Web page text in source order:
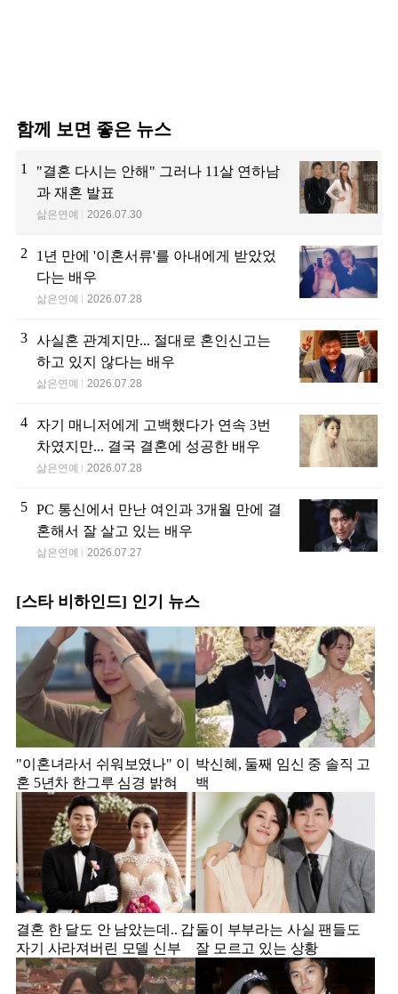
함께 보면 좋은 뉴스
1
"결혼 다시는 안해" 그러나 11살 연하남
과 재혼 발표
삶은연예 2026.07.30
2
1년 만에 '이혼서류'를 아내에게 받았었
다는 배우
삶은연예 2026.07.28
3 사실혼 관계지만... 절대로 혼인신고는
하고 있지 않다는 배우
삶은연예 2026.07.28
4
자기 매니저에게 고백했다가 연속 3번
차였지만... 결국 결혼에 성공한 배우
삶은연예 2026.07.28
5 PC 통신에서 만난 여인과 3개월 만에 결
혼해서 잘 살고 있는 배우
삶은연예 2026.07.27
[스타 비하인드] 인기 뉴스
"이혼녀라서 쉬워보였나" 이
혼 5년차 한그루 심경 밝혀
박신혜, 둘째 임신 중 솔직 고
백
결혼 한 달도 안 남았는데.. 갑
자기 사라져버린 모델 신부
둘이 부부라는 사실 팬들도
잘 모르고 있는 상황